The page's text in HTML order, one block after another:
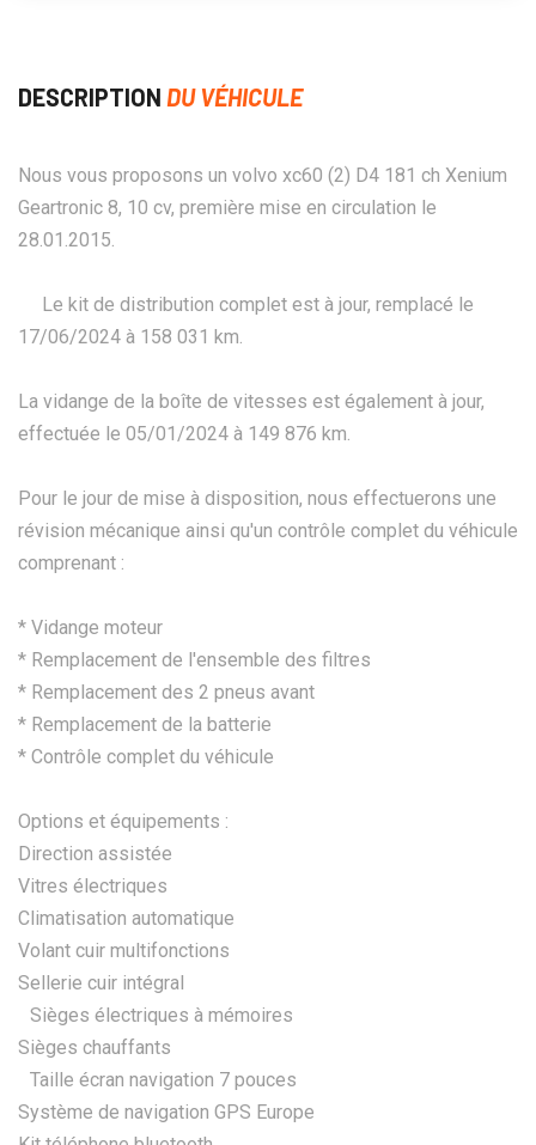
DESCRIPTION DU VÉHICULE
Nous vous proposons un volvo xc60 (2) D4 181 ch Xenium
Geartronic 8, 10 cv, première mise en circulation le
28.01.2015.
Le kit de distribution complet est à jour, remplacé le
17/06/2024 à 158 031 km.
La vidange de la boîte de vitesses est également à jour,
effectuée le 05/01/2024 à 149 876 km.
Pour le jour de mise à disposition, nous effectuerons une
révision mécanique ainsi qu'un contrôle complet du véhicule
comprenant :
* Vidange moteur
* Remplacement de l'ensemble des filtres
* Remplacement des 2 pneus avant
* Remplacement de la batterie
* Contrôle complet du véhicule
Options et équipements :
Direction assistée
Vitres électriques
Climatisation automatique
Volant cuir multifonctions
Sellerie cuir intégral
Sièges électriques à mémoires
Sièges chauffants
Taille écran navigation 7 pouces
Système de navigation GPS Europe